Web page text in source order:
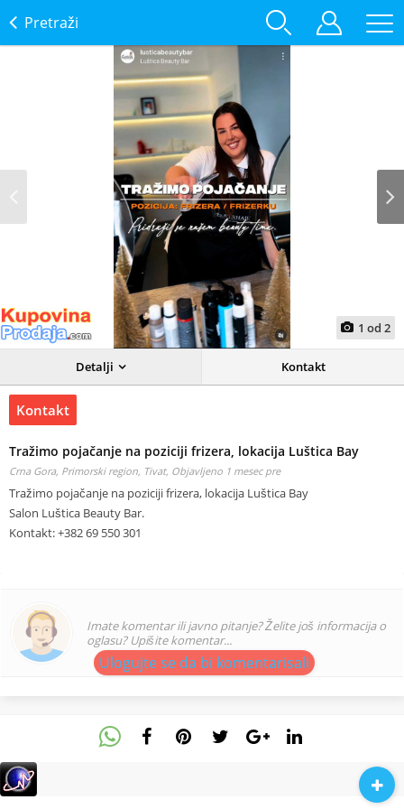
Pretraži
1 od 2
Detalji Kontakt
Kontakt
Tražimo pojačanje na poziciji frizera, lokacija Luštica Bay
Crna Gora, Primorski region, Tivat, Objavljeno 1 mesec pre
Tražimo pojačanje na poziciji frizera, lokacija Luštica Bay
Salon Luštica Beauty Bar.
Kontakt: +382 69 550 301
Imate komentar ili javno pitanje? Želite još informacija o
oglasu? Upišite komentar...
Ulogujte se da bi komentarisali